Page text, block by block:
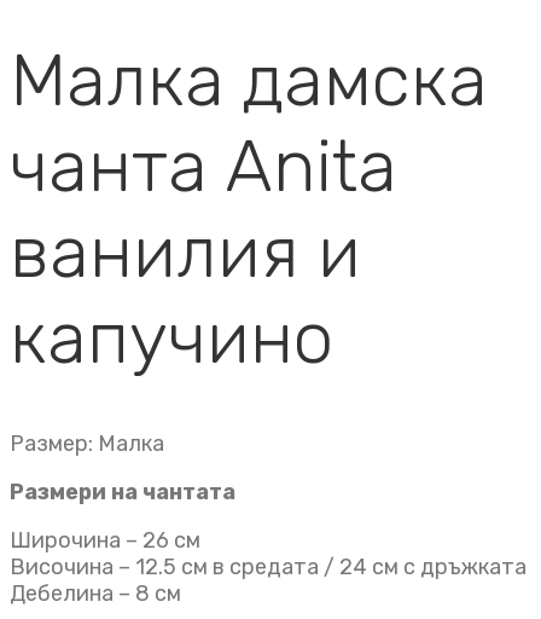
Малка дамска
чанта Anita
ванилия и
капучино
Размер: Малка
Размери на чантата
Широчина – 26 см
Височина – 12.5 см в средата / 24 см с дръжката
Дебелина – 8 см